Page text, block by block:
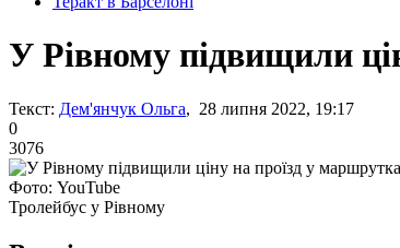
У Рівному підвищили
Текст: Дем'янчук Ольга, 28 липня 2022, 19:17
0
3076
Фото: YouTube
Тролейбус у Рівному